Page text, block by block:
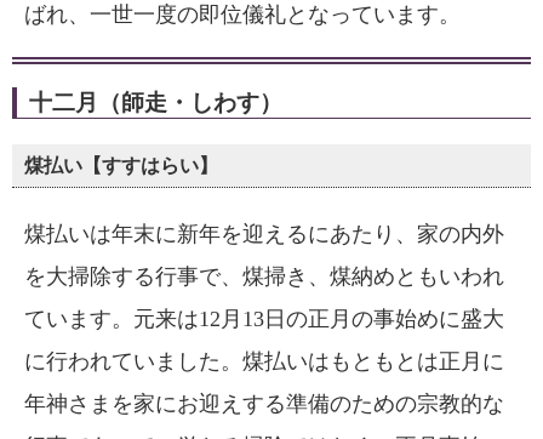
ばれ、一世一度の即位儀礼となっています。
十二月（師走・しわす）
煤払い【すすはらい】
煤払いは年末に新年を迎えるにあたり、家の内外
を大掃除する行事で、煤掃き、煤納めともいわれ
ています。元来は12月13日の正月の事始めに盛大
に行われていました。煤払いはもともとは正月に
年神さまを家にお迎えする準備のための宗教的な